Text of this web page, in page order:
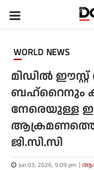
WORLD NEWS
മിഡിൽ
ബഹ്‌റൈനും
നേരെയുള്ള
ആക്രമണത്തെ
ജി.സി.സി
Jun 03, 2026, 9:09 pm